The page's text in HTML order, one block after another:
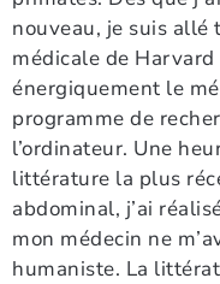
nouveau, je suis
médicale de
énergiquement le
programme de
l’ordinateur. Une
littérature la plus
abdominal, j’ai
mon médecin ne
humaniste. La